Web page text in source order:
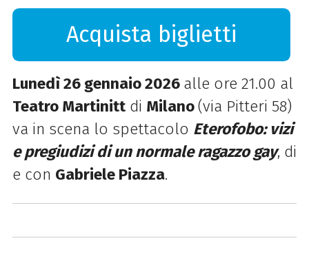
Acquista biglietti
Lunedì 26 gennaio 2026 alle ore 21.00 al
Teatro Martinittdi Milano(via Pitteri 58)
va in scena lo spettacolo Eterofobo: vizi
e pregiudizi di un normale ragazzo gay, di
e con Gabriele Piazza.